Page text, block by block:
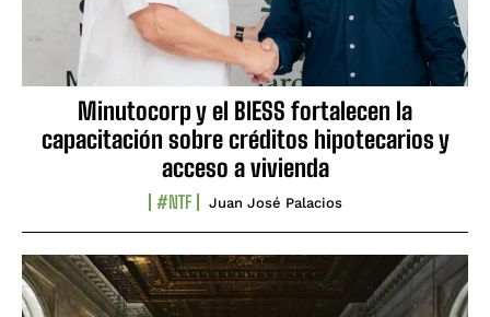
Minutocorp y el BIESS fortalecen la
capacitación sobre créditos hipotecarios y
acceso a vivienda
#NTF Juan José Palacios